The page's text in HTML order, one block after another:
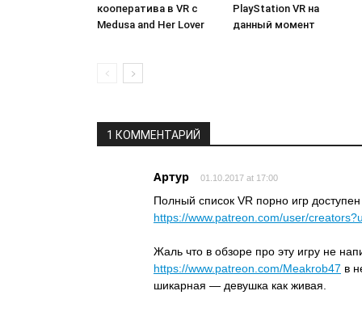
кооператива в VR с
Medusa and Her Lover
PlayStation VR на
данный момент
1 КОММЕНТАРИЙ
Артур 01.10.2017 at 17:00
Полный список VR порно игр
https://www.patreon.com/user/
Жаль что в обзоре про эту игру не
https://www.patreon.com/Meakrob47 в
шикарная — девушка как живая.